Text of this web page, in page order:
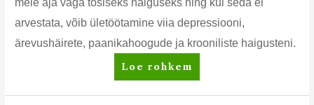
meie aja väga tõsiseks haiguseks ning kui seda ei
arvestata, võib ületöötamine viia depressiooni,
ärevushäirete, paanikahoogude ja krooniliste haigusteni.
Närvisüsteemi
tugevdamise
viisid
Loe rohkem